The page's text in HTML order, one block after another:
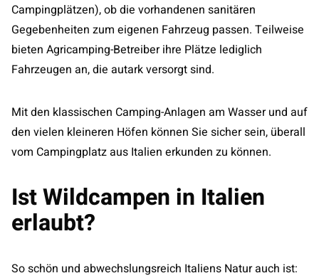
Campingplätzen), ob die vorhandenen sanitären
Gegebenheiten zum eigenen Fahrzeug passen. Teilweise
bieten Agricamping-Betreiber ihre Plätze lediglich
Fahrzeugen an, die autark versorgt sind.
Mit den klassischen Camping-Anlagen am Wasser und auf
den vielen kleineren Höfen können Sie sicher sein, überall
vom Campingplatz aus Italien erkunden zu können.
Ist Wildcampen in Italien
erlaubt?
So schön und abwechslungsreich Italiens Natur auch ist: